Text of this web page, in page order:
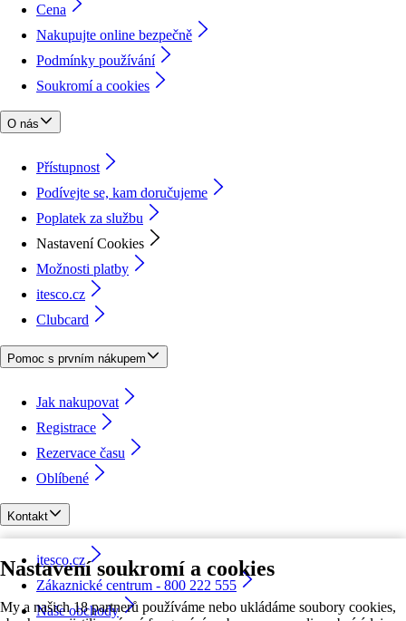
Nastavení soukromí a cookies
My a našich 18 partnerů používáme nebo ukládáme soubory cookies,
Cena
Nakupujte online bezpečně
Podmínky používání
Soukromí a cookies
O nás
Přístupnost
Podívejte se, kam doručujeme
Poplatek za službu
Nastavení Cookies
Možnosti platby
itesco.cz
Clubcard
Pomoc s prvním nákupem
Jak nakupovat
Registrace
Rezervace času
Oblíbené
Kontakt
itesco.cz
Zákaznické centrum - 800 222 555
Naše obchody